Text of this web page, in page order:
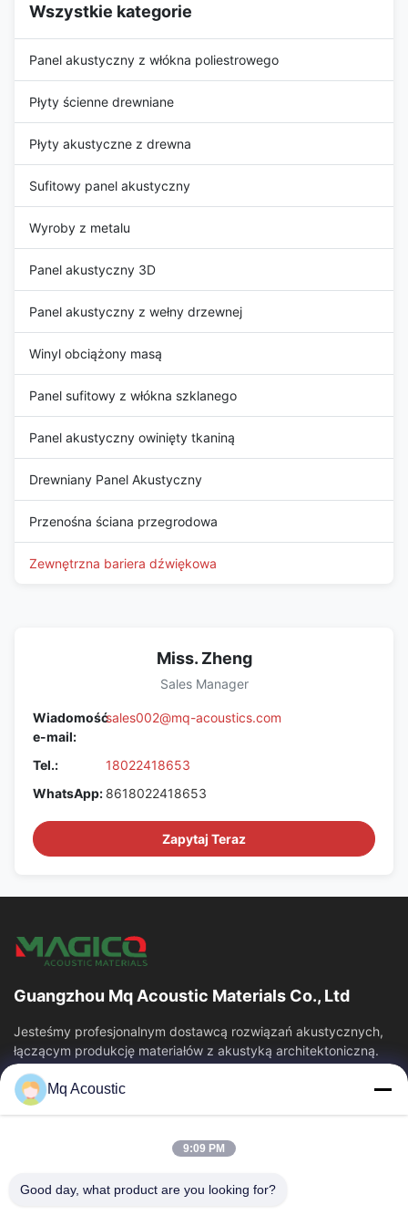
Wszystkie kategorie
Panel akustyczny z włókna poliestrowego
Płyty ścienne drewniane
Płyty akustyczne z drewna
Sufitowy panel akustyczny
Wyroby z metalu
Panel akustyczny 3D
Panel akustyczny z wełny drzewnej
Winyl obciążony masą
Panel sufitowy z włókna szklanego
Panel akustyczny owinięty tkaniną
Drewniany Panel Akustyczny
Przenośna ściana przegrodowa
Zewnętrzna bariera dźwiękowa
Miss. Zheng
Sales Manager
Wiadomość
e-mail:
sales002@mq-acoustics.com
Tel.:
18022418653
WhatsApp: 8618022418653
Zapytaj Teraz
Guangzhou Mq Acoustic Materials Co., Ltd
Jesteśmy profesjonalnym dostawcą rozwiązań akustycznych,
łączącym produkcję materiałów z akustyką architektoniczną.
Specjalizujemy się w panelach...
Szybkie Linki
O Nas
Wycieczka Po Fabryce
Kontrola Jakości
Mq Acoustic
9:09 PM
Good day, what product are you looking for?